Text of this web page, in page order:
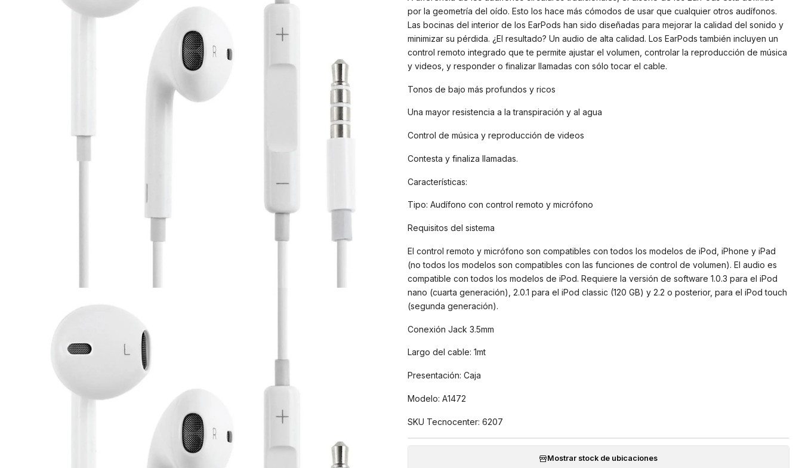
por la geometría del oído. Esto los hace más cómodos de usar que cualquier otros audífonos.
Las bocinas del interior de los EarPods han sido diseñadas para mejorar la calidad del sonido y
minimizar su pérdida. ¿El resultado? Un audio de alta calidad. Los EarPods también incluyen un
control remoto integrado que te permite ajustar el volumen, controlar la reproducción de música
y videos, y responder o finalizar llamadas con sólo tocar el cable.
Tonos de bajo más profundos y ricos
Una mayor resistencia a la transpiración y al agua
Control de música y reproducción de videos
Contesta y finaliza llamadas.
Características:
Tipo: Audífono con control remoto y micrófono
Requisitos del sistema
El control remoto y micrófono son compatibles con todos los modelos de iPod, iPhone y iPad
(no todos los modelos son compatibles con las funciones de control de volumen). El audio es
compatible con todos los modelos de iPod. Requiere la versión de software 1.0.3 para el iPod
nano (cuarta generación), 2.0.1 para el iPod classic (120 GB) y 2.2 o posterior, para el iPod touch
(segunda generación).
Conexión Jack 3.5mm
Largo del cable: 1mt
Presentación: Caja
Modelo: A1472
SKU Tecnocenter: 6207
Mostrar stock de ubicaciones